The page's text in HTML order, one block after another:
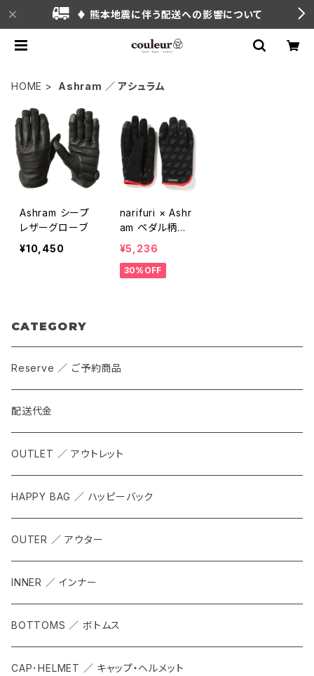
♦ 熊本地震に伴う配送への影響について
HOME Ashram ／ アシュラム
Ashram シープ
レザーグローブ
¥10,450
narifuri × Ashr
am ペダル柄サ
イクルグローブ
¥5,236
30%OFF
CATEGORY
Reserve ／ ご予約商品
配送代金
OUTLET ／ アウトレット
HAPPY BAG ／ ハッピーバック
OUTER ／ アウター
INNER ／ インナー
BOTTOMS ／ ボトムス
CAP･HELMET ／ キャップ・ヘルメット